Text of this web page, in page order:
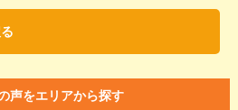
声をエリアから探す